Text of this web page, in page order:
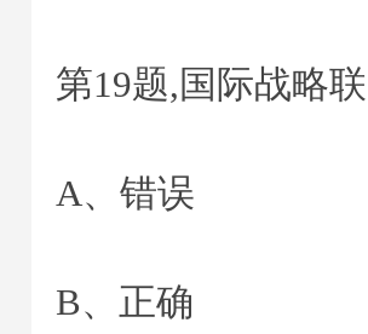
第19题,国际战略
A、错误
B、正确